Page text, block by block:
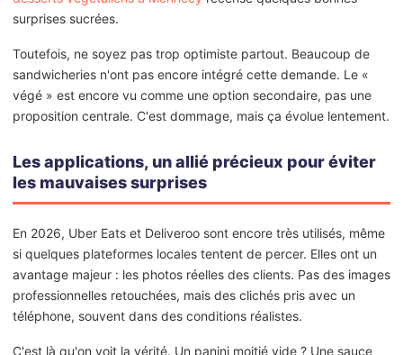
surprises sucrées.
Toutefois, ne soyez pas trop optimiste partout. Beaucoup de
sandwicheries n'ont pas encore intégré cette demande. Le «
végé » est encore vu comme une option secondaire, pas une
proposition centrale. C'est dommage, mais ça évolue lentement.
Les applications, un allié précieux pour éviter
les mauvaises surprises
En 2026, Uber Eats et Deliveroo sont encore très utilisés, même
si quelques plateformes locales tentent de percer. Elles ont un
avantage majeur : les photos réelles des clients. Pas des images
professionnelles retouchées, mais des clichés pris avec un
téléphone, souvent dans des conditions réalistes.
C'est là qu'on voit la vérité. Un panini moitié vide ? Une sauce